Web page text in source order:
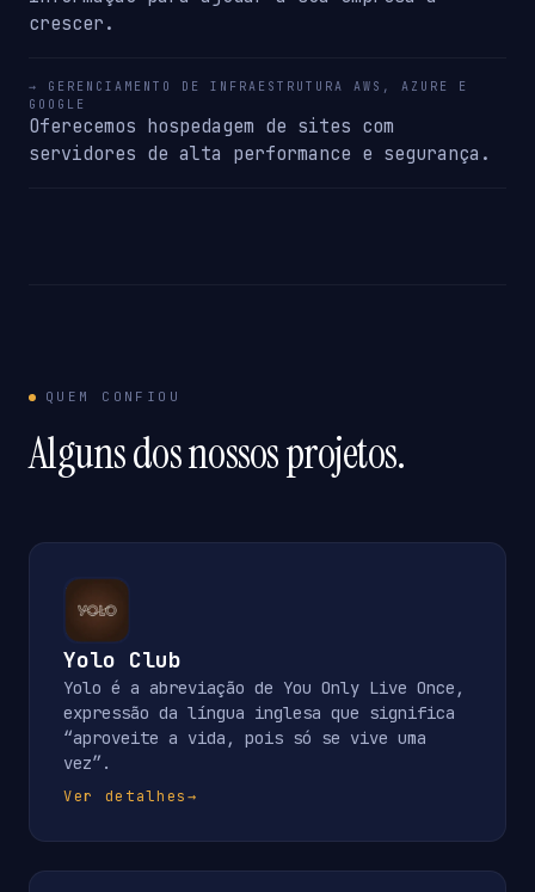
crescer.
→ GERENCIAMENTO DE INFRAESTRUTURA AWS, AZURE E
GOOGLE
Oferecemos hospedagem de sites com
servidores de alta performance e segurança.
QUEM CONFIOU
Alguns dos nossos projetos.
Yolo Club
Yolo é a abreviação de You Only Live Once,
expressão da língua inglesa que significa
“aproveite a vida, pois só se vive uma
vez”.
Ver detalhes→